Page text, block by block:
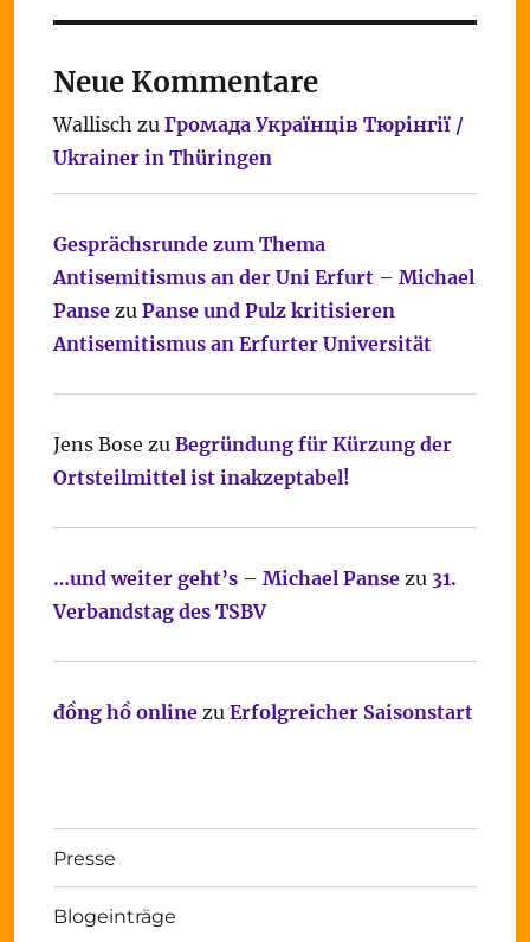
Neue Kommentare
Wallisch zu Громада Українців Тюрінгії /
Ukrainer in Thüringen
Gesprächsrunde zum Thema
Antisemitismus an der Uni Erfurt – Michael
Pansezu Panse und Pulz kritisieren
Antisemitismus an Erfurter Universität
Jens Bose zu Begründung für Kürzung der
Ortsteilmittel ist inakzeptabel!
…und weiter geht’s – Michael Pansezu 31.
Verbandstag des TSBV
đồng hồ onlinezu Erfolgreicher Saisonstart
Presse
Blogeinträge